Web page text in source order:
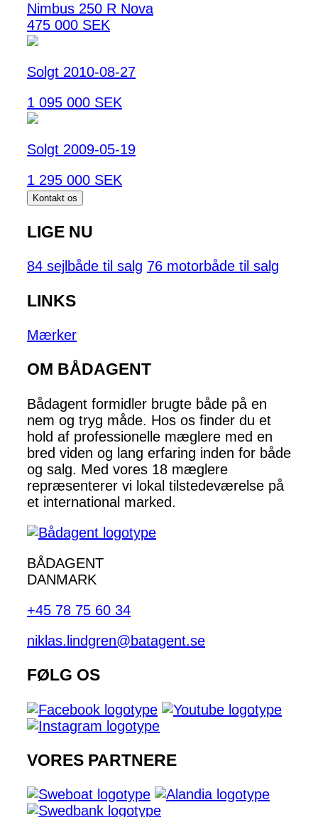
Nimbus 250 R Nova
475 000 SEK
Solgt 2010-08-27
1 095 000 SEK
Solgt 2009-05-19
1 295 000 SEK
Kontakt os
LIGE NU
84 sejlbåde til salg 76 motorbåde til salg
LINKS
Mærker
OM BÅDAGENT
Bådagent formidler brugte både på en
nem og tryg måde. Hos os finder du et
hold af professionelle mæglere med en
bred viden og lang erfaring inden for både
og salg. Med vores 18 mæglere
repræsenterer vi lokal tilstedeværelse på
et international marked.
BÅDAGENT
DANMARK
+45 78 75 60 34
niklas.lindgren@batagent.se
FØLG OS
VORES PARTNERE